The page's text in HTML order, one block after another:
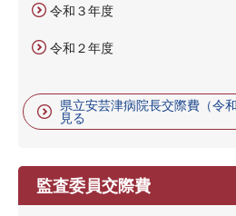
令和３年度
令和２年度
県立安芸津病院長交際費（令
見る
監査委員交際費